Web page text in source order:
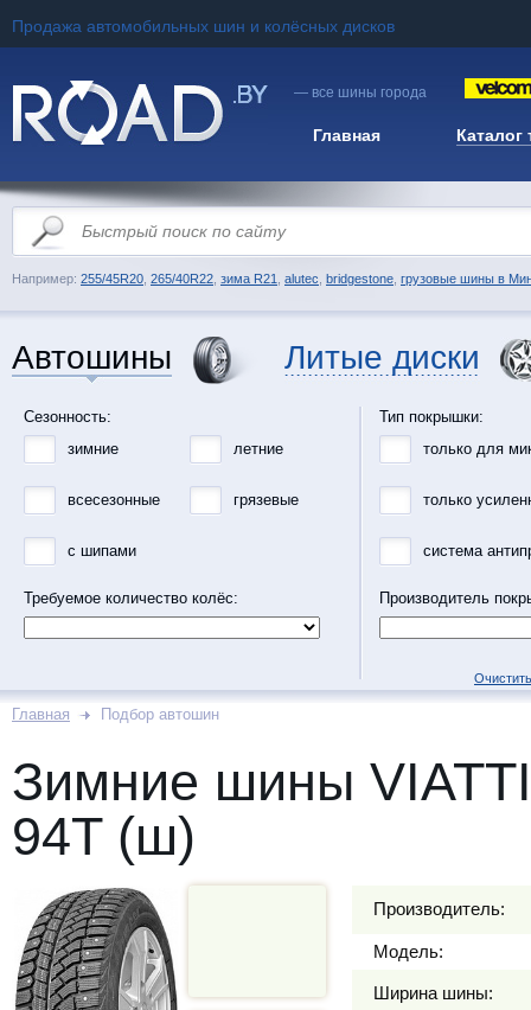
Продажа автомобильных шин и колёсных дисков
— все шины города
Главная Каталог
Например: 255/45R20 265/40R22 зима R21 alutec bridgestone грузовые шины в
Автошины Литые диски
Сезонность:
зимние
летние
всесезонные грязевые
с шипами
Требуемое количество колёс:
Тип покрышки:
только для
только
система
Производитель
Главная Подбор автошин
Зимние шины
94T (ш)
Производитель:
Модель:
Ширина шины: